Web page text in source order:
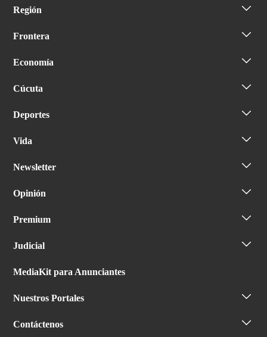
Región
Frontera
Economía
Cúcuta
Deportes
Vida
Newsletter
Opinión
Premium
Judicial
MediaKit para Anunciantes
Nuestros Portales
Contáctenos